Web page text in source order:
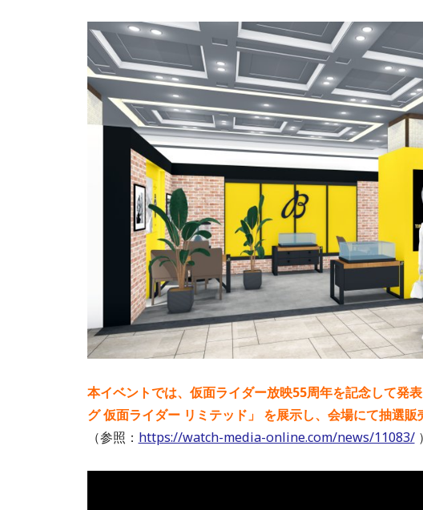
本イベントでは、仮面ライダー放映55周年を記念して発
グ 仮面ライダー リミテッド」 を展示し、会場にて抽選
（参照： https://watch-media-online.com/news/11083/）